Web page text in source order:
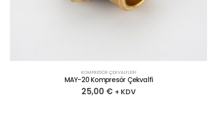
KOMPRESÖR ÇEKVALFLERI
MAY-20 Kompresör Çekvalfi
25,00 € + KDV